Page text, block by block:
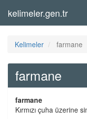
kelimeler.gen.tr
Kelimeler farmane
farmane
farmane
Kırmızı çuha üzerine